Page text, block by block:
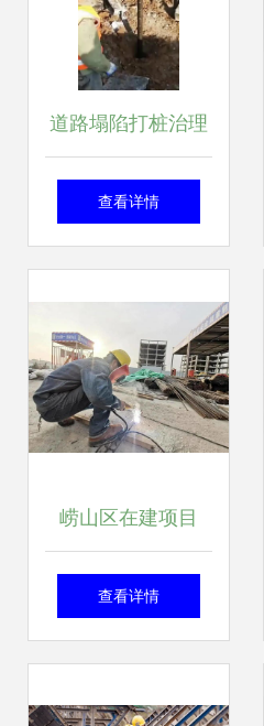
道路塌陷打桩治理
施工技术要点与安
查看详情
崂山区在建项目
查看详情